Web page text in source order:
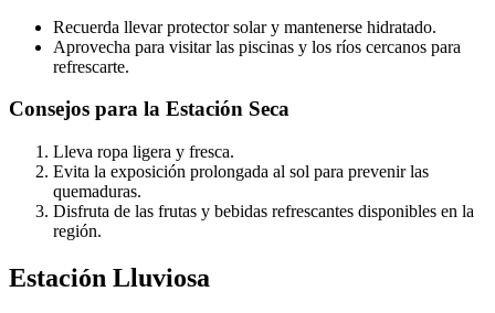
Recuerda llevar protector solar y mantenerse hidratado.
Aprovecha para visitar las piscinas y los ríos cercanos para
refrescarte.
Consejos para la Estación Seca
Lleva ropa ligera y fresca.
Evita la exposición prolongada al sol para prevenir las
quemaduras.
Disfruta de las frutas y bebidas refrescantes disponibles en la
región.
Estación Lluviosa